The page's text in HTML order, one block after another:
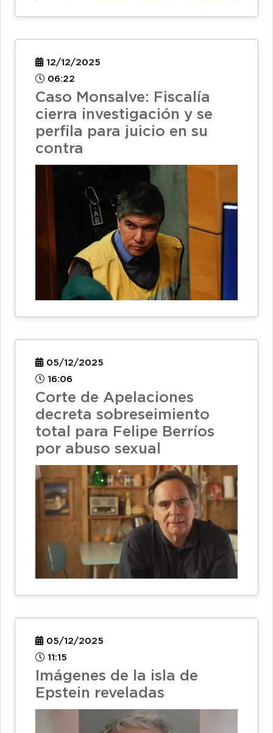
12/12/2025
06:22
Caso Monsalve: Fiscalía
cierra investigación y se
perfila para juicio en su
contra
05/12/2025
16:06
Corte de Apelaciones
decreta sobreseimiento
total para Felipe Berríos
por abuso sexual
05/12/2025
11:15
Imágenes de la isla de
Epstein reveladas